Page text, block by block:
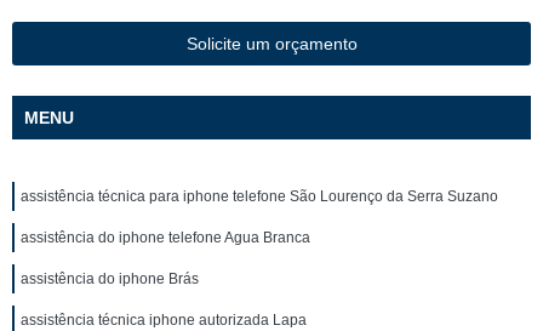
Solicite um orçamento
MENU
assistência técnica para iphone telefone São Lourenço da Serra Suzano
assistência do iphone telefone Agua Branca
assistência do iphone Brás
assistência técnica iphone autorizada Lapa